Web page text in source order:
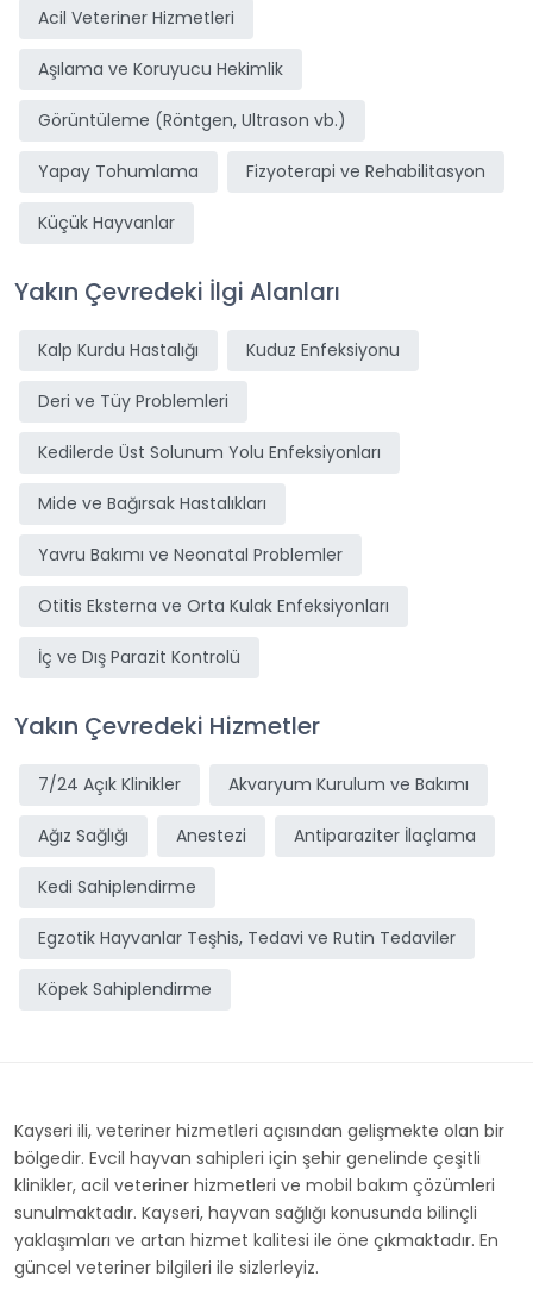
Acil Veteriner Hizmetleri
Aşılama ve Koruyucu Hekimlik
Görüntüleme (Röntgen, Ultrason vb.)
Yapay Tohumlama Fizyoterapi ve Rehabilitasyon
Küçük Hayvanlar
Yakın Çevredeki İlgi Alanları
Kalp Kurdu Hastalığı Kuduz Enfeksiyonu
Deri ve Tüy Problemleri
Kedilerde Üst Solunum Yolu Enfeksiyonları
Mide ve Bağırsak Hastalıkları
Yavru Bakımı ve Neonatal Problemler
Otitis Eksterna ve Orta Kulak Enfeksiyonları
İç ve Dış Parazit Kontrolü
Yakın Çevredeki Hizmetler
7/24 Açık Klinikler Akvaryum Kurulum ve Bakımı
Ağız Sağlığı Anestezi Antiparaziter İlaçlama
Kedi Sahiplendirme
Egzotik Hayvanlar Teşhis, Tedavi ve Rutin Tedaviler
Köpek Sahiplendirme
Kayseri ili, veteriner hizmetleri açısından gelişmekte olan bir
bölgedir. Evcil hayvan sahipleri için şehir genelinde çeşitli
klinikler, acil veteriner hizmetleri ve mobil bakım çözümleri
sunulmaktadır. Kayseri, hayvan sağlığı konusunda bilinçli
yaklaşımları ve artan hizmet kalitesi ile öne çıkmaktadır. En
güncel veteriner bilgileri ile sizlerleyiz.